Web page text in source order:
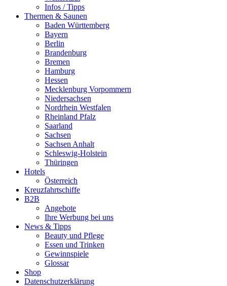
Infos / Tipps
Thermen & Saunen
Baden Württemberg
Bayern
Berlin
Brandenburg
Bremen
Hamburg
Hessen
Mecklenburg Vorpommern
Niedersachsen
Nordrhein Westfalen
Rheinland Pfalz
Saarland
Sachsen
Sachsen Anhalt
Schleswig-Holstein
Thüringen
Hotels
Österreich
Kreuzfahrtschiffe
B2B
Angebote
Ihre Werbung bei uns
News & Tipps
Beauty und Pflege
Essen und Trinken
Gewinnspiele
Glossar
Shop
Datenschutzerklärung